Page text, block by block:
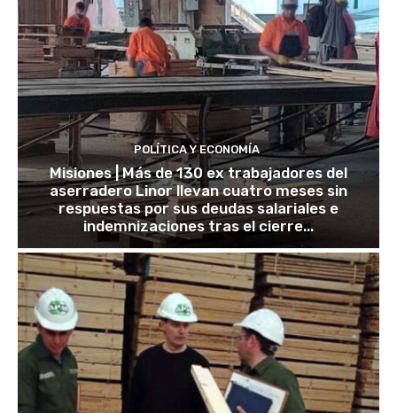
POLÍTICA Y ECONOMÍA
Misiones | Más de 130 ex trabajadores del
aserradero Linor llevan cuatro meses sin
respuestas por sus deudas salariales e
indemnizaciones tras el cierre...